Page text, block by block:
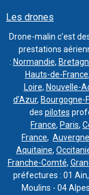
Les drones
Drone-malin c'est
prestations
: Normandie,
Hauts-de-France,
Loire, Nouvelle-
d’Azur, Bourgogne-
des pilotes
France, Paris,
France,
Aquitaine,
Franche-Comté,
préfectures : 01
Moulins - 04